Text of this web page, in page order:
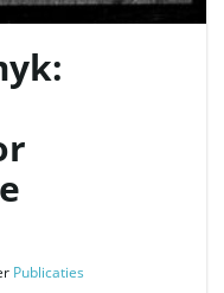
Publicaties